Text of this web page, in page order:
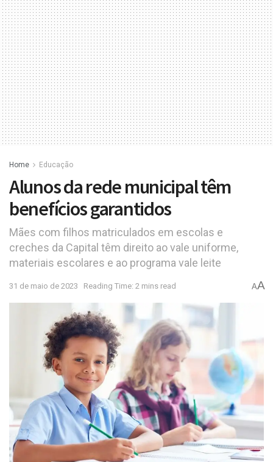
Home Educação
Alunos da rede municipal têm
benefícios garantidos
Mães com filhos matriculados em escolas e
creches da Capital têm direito ao vale uniforme,
materiais escolares e ao programa vale leite
31 de maio de 2023 Reading Time: 2 mins read AA